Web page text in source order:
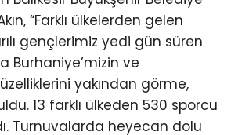
“Farklı ülkelerden gelen
gençlerimiz yedi gün süren
Burhaniye’mizin ve
yakından görme,
13 farklı ülkeden 530 sporcu
Turnuvalarda heyecan dolu